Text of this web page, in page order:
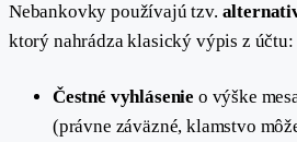
Nebankovky používajú tzv.
ktorý nahrádza klasický výpis z účtu:
Čestné vyhlásenie o výške
(právne záväzné, klamstvo